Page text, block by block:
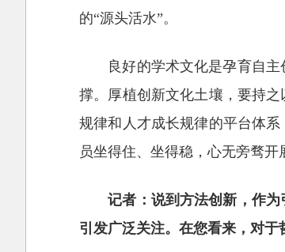
的“源头活水”。
良好的学术文化是孕育自
撑。厚植创新文化土壤，要持
规律和人才成长规律的平台体
员坐得住、坐得稳，心无旁骛开
记者：说到方法创新，作
引发广泛关注。在您看来，对